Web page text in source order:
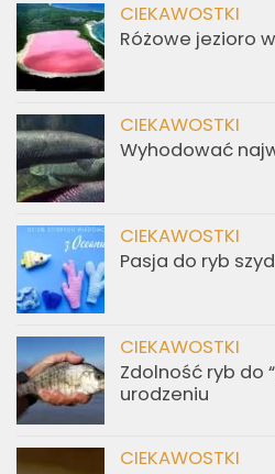
CIEKAWOSTKI
Różowe jezioro
CIEKAWOSTKI
Wyhodować
CIEKAWOSTKI
Pasja do ryb
CIEKAWOSTKI
Zdolność ryb do
urodzeniu
CIEKAWOSTKI